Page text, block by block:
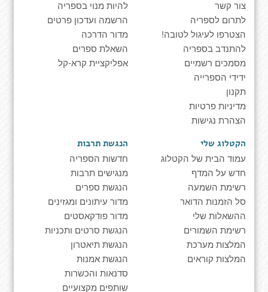
צור קשר
לתרום לספריה
הצטרפו לעיגול לטובה!
להתנדב בספריה
מסמכים רשמיים
ידידי הספרייה
תקנון
מדיניות פרטיות
הצהרת נגישות
להיות מנוי בספריה
הרשמה ועדכון פרטים
מדור הדרכה
השאלת ספרים
אפליקציית קרא-קל
הקטלוג שלי
עמוד הבית של הקטלוג
חדש על המדף
רשימת השמעה
סל הזמנות הדואר
ההשאלות שלי
רשימת השמורים
המלצות מערכת
המלצות קוראים
הנגשת תרבות
חדשות הספריה
מנגישים תרבות
הנגשת ספרים
מדור עיתונים ומגזינים
מדור פודקאסטים
הנגשת סרטים ותכניות
הנגשת תיאטרון
הנגשת אמנות
סדנאות והכשרות
שותפים מקצועיים